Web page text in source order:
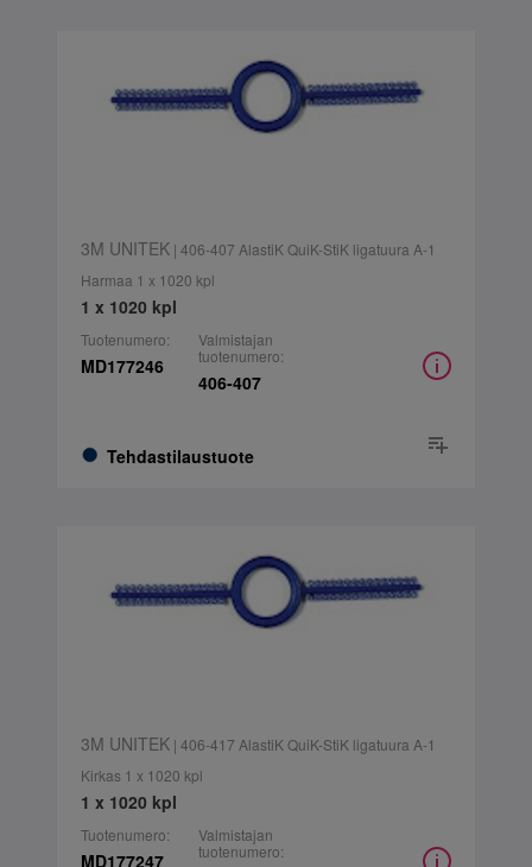
3M UNITEK| 406-407 AlastiK QuiK-StiK ligatuura A-1
Harmaa 1 x 1020 kpl
1 x 1020 kpl
Tuotenumero:
MD177246
Tehdastilaustuote
Valmistajan
tuotenumero:
406-407
3M UNITEK| 406-417 AlastiK QuiK-StiK ligatuura A-1
Kirkas 1 x 1020 kpl
1 x 1020 kpl
Tuotenumero:
MD177247
Valmistajan
tuotenumero: